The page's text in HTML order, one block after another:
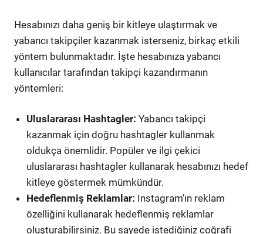
Hesabınızı daha geniş bir kitleye ulaştırmak ve
yabancı takipçiler kazanmak isterseniz, birkaç etkili
yöntem bulunmaktadır. İşte hesabınıza yabancı
kullanıcılar tarafından takipçi kazandırmanın
yöntemleri:
Uluslararası Hashtagler: Yabancı takipçi
kazanmak için doğru hashtagler kullanmak
oldukça önemlidir. Popüler ve ilgi çekici
uluslararası hashtagler kullanarak hesabınızı hedef
kitleye göstermek mümkündür.
Hedeflenmiş Reklamlar: Instagram’ın reklam
özelliğini kullanarak hedeflenmiş reklamlar
oluşturabilirsiniz. Bu sayede istediğiniz coğrafi